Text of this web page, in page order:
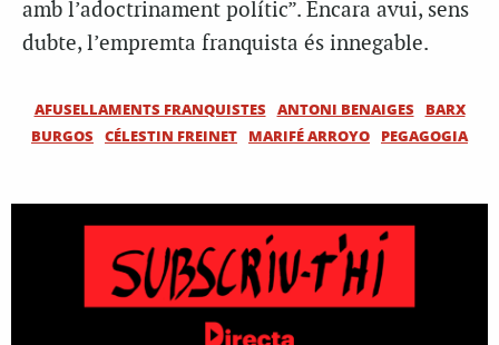
amb l’adoctrinament polític”. Encara avui, sens
dubte, l’empremta franquista és innegable.
AFUSELLAMENTS FRANQUISTES ANTONI BENAIGES
BARX
BURGOS
CÉLESTIN FREINET MARIFÉ ARROYO PEGAGOGIA